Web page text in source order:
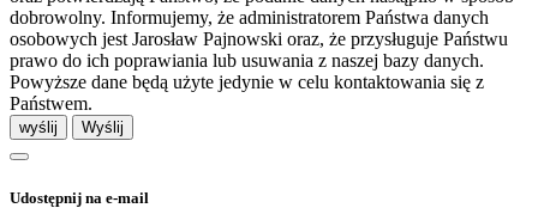
dobrowolny. Informujemy, że administratorem Państwa danych
osobowych jest Jarosław Pajnowski oraz, że przysługuje Państwu
prawo do ich poprawiania lub usuwania z naszej bazy danych.
Powyższe dane będą użyte jedynie w celu kontaktowania się z
Państwem.
wyślij
Udostępnij na e-mail